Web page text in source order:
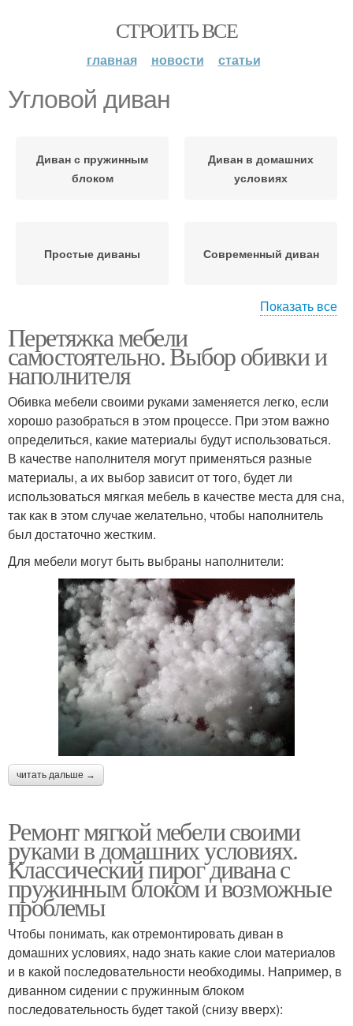
СТРОИТЬ ВСЕ
главная новости статьи
Угловой диван
Диван с пружинным
блоком
Диван в домашних
условиях
Простые диваны Современный диван
нескольких слоев
Диван из сосновых
досок
Показать все
Перетяжка мебели
самостоятельно. Выбор обивки и
наполнителя
Обивка мебели своими руками заменяется легко, если
хорошо разобраться в этом процессе. При этом важно
определиться, какие материалы будут использоваться.
В качестве наполнителя могут применяться разные
материалы, а их выбор зависит от того, будет ли
использоваться мягкая мебель в качестве места для сна,
так как в этом случае желательно, чтобы наполнитель
был достаточно жестким.
Для мебели могут быть выбраны наполнители:
читать дальше →
Ремонт мягкой мебели своими
руками в домашних условиях.
Классический пирог дивана с
пружинным блоком и возможные
проблемы
Чтобы понимать, как отремонтировать диван в
домашних условиях, надо знать какие слои материалов
и в какой последовательности необходимы. Например, в
диванном сидении с пружинным блоком
последовательность будет такой (снизу вверх):